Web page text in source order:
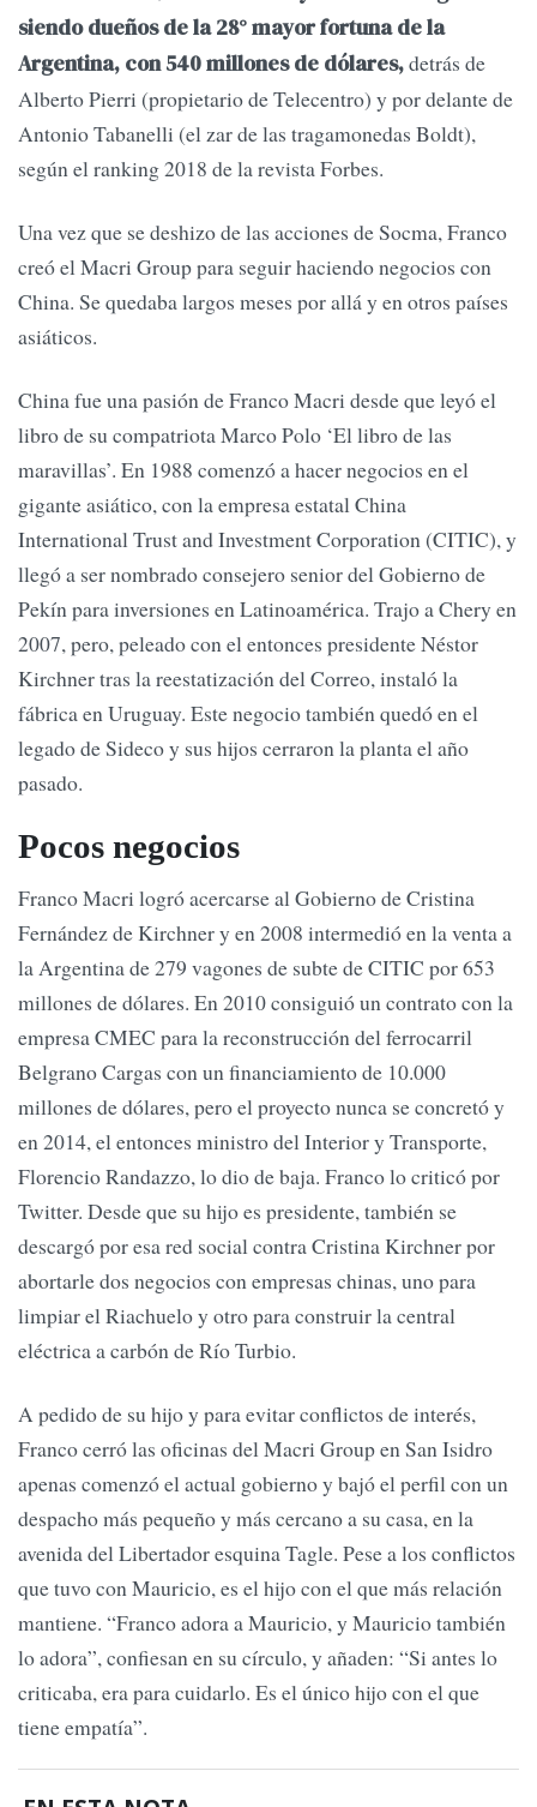
siendo dueños de la 28° mayor fortuna de la
Argentina, con 540 millones de dólares,detrás de
Alberto Pierri (propietario de Telecentro) y por delante de
Antonio Tabanelli (el zar de las tragamonedas Boldt),
según el ranking 2018 de la revista Forbes.
Una vez que se deshizo de las acciones de Socma, Franco
creó el Macri Group para seguir haciendo negocios con
China. Se quedaba largos meses por allá y en otros países
asiáticos.
China fue una pasión de Franco Macri desde que leyó el
libro de su compatriota Marco Polo ‘El libro de las
maravillas’. En 1988 comenzó a hacer negocios en el
gigante asiático, con la empresa estatal China
International Trust and Investment Corporation (CITIC), y
llegó a ser nombrado consejero senior del Gobierno de
Pekín para inversiones en Latinoamérica. Trajo a Chery en
2007, pero, peleado con el entonces presidente Néstor
Kirchner tras la reestatización del Correo, instaló la
fábrica en Uruguay. Este negocio también quedó en el
legado de Sideco y sus hijos cerraron la planta el año
pasado.
Pocos negocios
Franco Macri logró acercarse al Gobierno de Cristina
Fernández de Kirchner y en 2008 intermedió en la venta a
la Argentina de 279 vagones de subte de CITIC por 653
millones de dólares. En 2010 consiguió un contrato con la
empresa CMEC para la reconstrucción del ferrocarril
Belgrano Cargas con un financiamiento de 10.000
millones de dólares, pero el proyecto nunca se concretó y
en 2014, el entonces ministro del Interior y Transporte,
Florencio Randazzo, lo dio de baja. Franco lo criticó por
Twitter. Desde que su hijo es presidente, también se
descargó por esa red social contra Cristina Kirchner por
abortarle dos negocios con empresas chinas, uno para
limpiar el Riachuelo y otro para construir la central
eléctrica a carbón de Río Turbio.
A pedido de su hijo y para evitar conflictos de interés,
Franco cerró las oficinas del Macri Group en San Isidro
apenas comenzó el actual gobierno y bajó el perfil con un
despacho más pequeño y más cercano a su casa, en la
avenida del Libertador esquina Tagle. Pese a los conflictos
que tuvo con Mauricio, es el hijo con el que más relación
mantiene. “Franco adora a Mauricio, y Mauricio también
lo adora”, confiesan en su círculo, y añaden: “Si antes lo
criticaba, era para cuidarlo. Es el único hijo con el que
tiene empatía”.